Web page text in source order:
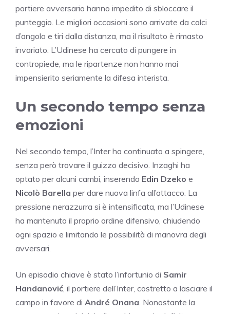
portiere avversario hanno impedito di sbloccare il
punteggio. Le migliori occasioni sono arrivate da calci
d’angolo e tiri dalla distanza, ma il risultato è rimasto
invariato. L’Udinese ha cercato di pungere in
contropiede, ma le ripartenze non hanno mai
impensierito seriamente la difesa interista.
Un secondo tempo senza
emozioni
Nel secondo tempo, l’Inter ha continuato a spingere,
senza però trovare il guizzo decisivo. Inzaghi ha
optato per alcuni cambi, inserendo Edin Dzeko e
Nicolò Barella per dare nuova linfa all’attacco. La
pressione nerazzurra si è intensificata, ma l’Udinese
ha mantenuto il proprio ordine difensivo, chiudendo
ogni spazio e limitando le possibilità di manovra degli
avversari.
Un episodio chiave è stato l’infortunio di Samir
Handanović , il portiere dell’Inter, costretto a lasciare il
campo in favore di André Onana . Nonostante la